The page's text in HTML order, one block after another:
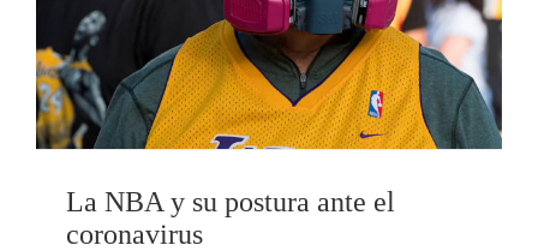
La NBA y su postura ante el
coronavirus